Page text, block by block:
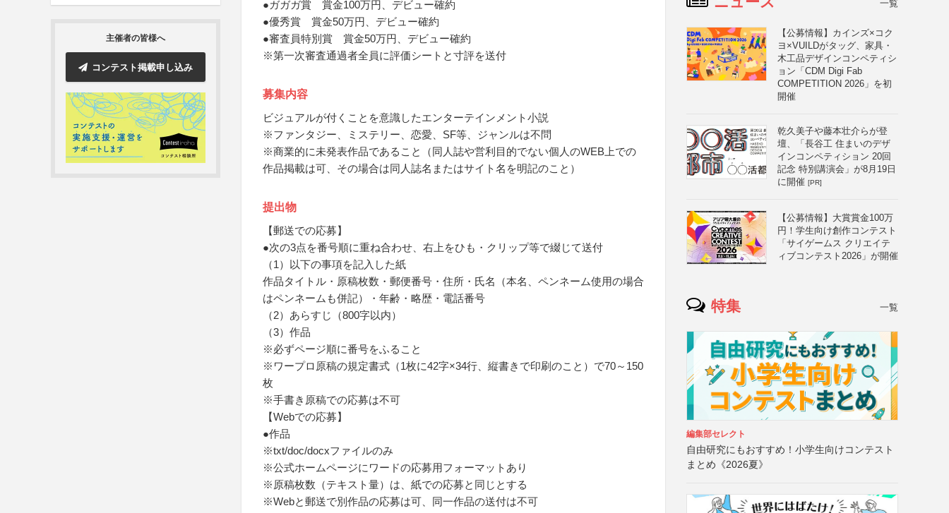
主催者の皆様へ
コンテスト掲載申し込み
●ガガガ賞 賞金100万円、デビュー確約
●優秀賞 賞金50万円、デビュー確約
●審査員特別賞 賞金50万円、デビュー確約
※第一次審査通過者全員に評価シートと寸評を送付
募集内容
ビジュアルが付くことを意識したエンターテインメント小説
※ファンタジー、ミステリー、恋愛、SF等、ジャンルは不問
※商業的に未発表作品であること（同人誌や営利目的でない個人のWEB上での
作品掲載は可、その場合は同人誌名またはサイト名を明記のこと）
提出物
【郵送での応募】
●次の3点を番号順に重ね合わせ、右上をひも・クリップ等で綴じて送付
（1）以下の事項を記入した紙
作品タイトル・原稿枚数・郵便番号・住所・氏名（本名、ペンネーム使用の場合
はペンネームも併記）・年齢・略歴・電話番号
（2）あらすじ（800字以内）
（3）作品
※必ずページ順に番号をふること
※ワープロ原稿の規定書式（1枚に42字×34行、縦書きで印刷のこと）で70～150
枚
※手書き原稿での応募は不可
【Webでの応募】
●作品
※txt/doc/docxファイルのみ
※公式ホームページにワードの応募用フォーマットあり
※原稿枚数（テキスト量）は、紙での応募と同じとする
※Webと郵送で別作品の応募は可、同一作品の送付は不可
一覧
【公募情報】カインズ×コク
ヨ×VUILDがタッグ、家具・
木工品デザインコンペティシ
ョン「CDM Digi Fab
COMPETITION 2026」を初
開催
乾久美子や藤本壮介らが登
壇、「長谷工 住まいのデザ
インコンペティション 20回
記念 特別講演会」が8月19日
に開催 [PR]
【公募情報】大賞賞金100万
円！学生向け創作コンテスト
「サイゲームス クリエイテ
ィブコンテスト2026」が開催
特集 一覧
編集部セレクト
自由研究にもおすすめ！小学生向けコンテスト
まとめ《2026夏》